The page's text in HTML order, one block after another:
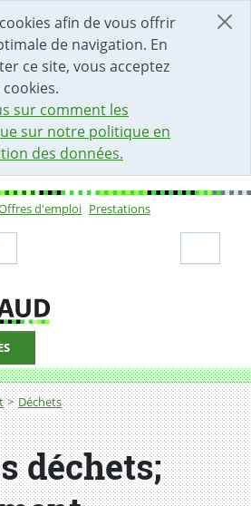
afin de vous offrir
de navigation. En
ce site, vous acceptez
sur comment les
sur notre politique en
des données.
DE LA PAGE
RECHERCHE
d'emploi Prestations
Déchets
financement, prévention,
déchets;